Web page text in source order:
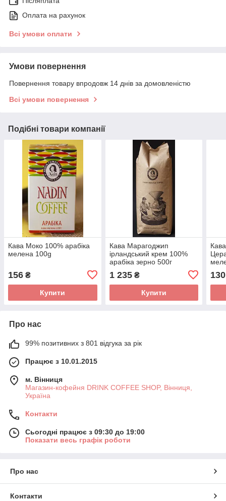
Оплата на рахунок
Всі умови оплати
Умови повернення
Повернення товару впродовж 14 днів за домовленістю
Всі умови повернення
Подібні товари компанії
Кава Моко 100% арабіка
мелена 100g
156 ₴
Купити
Кава Марагоджип
ірландський крем 100%
арабіка зерно 500г
1 235₴
Купити
130
Про нас
99% позитивних з 801 відгука за рік
Працює з 10.01.2015
м. Вінниця
Магазин-кофейня DRINK COFFEE SHOP, Вінниця,
Україна
Контакти
Сьогодні працює з 09:30 до 19:00
Показати весь графік роботи
Про нас
Контакти